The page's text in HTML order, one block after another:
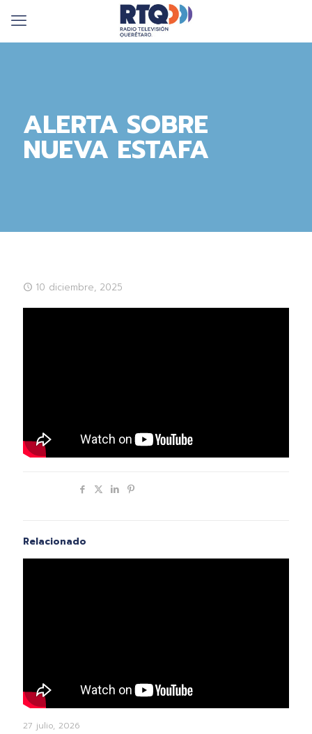
ALERTA SOBRE
NUEVA ESTAFA
10 diciembre, 2025
Relacionado
27 julio, 2026